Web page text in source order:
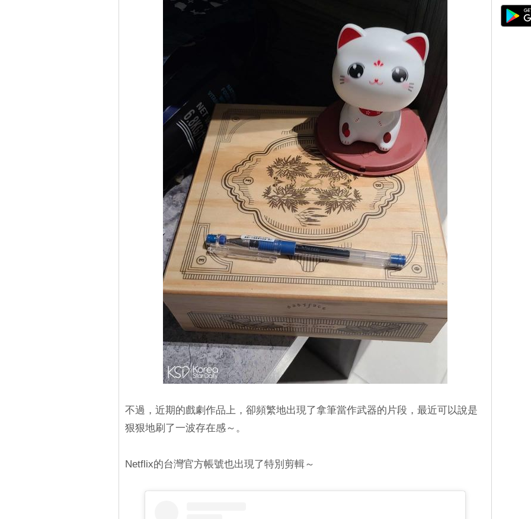
不過，近期的戲劇作品上，卻頻繁地出現了拿筆當作武器的片段，最近可以說是
狠狠地刷了一波存在感～。
Netflix的台灣官方帳號也出現了特別剪輯～